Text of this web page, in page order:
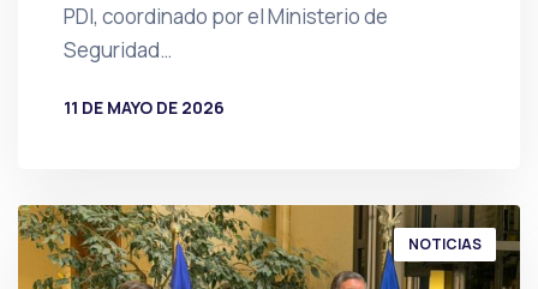
PDI, coordinado por el Ministerio de
Seguridad…
11 DE MAYO DE 2026
NOTICIAS